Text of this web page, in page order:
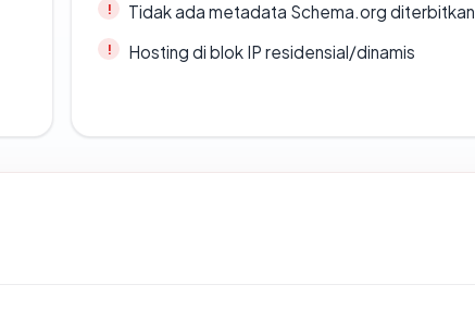
Tidak ada metadata Schema.org diterbitkan
Hosting di blok IP residensial/dinamis